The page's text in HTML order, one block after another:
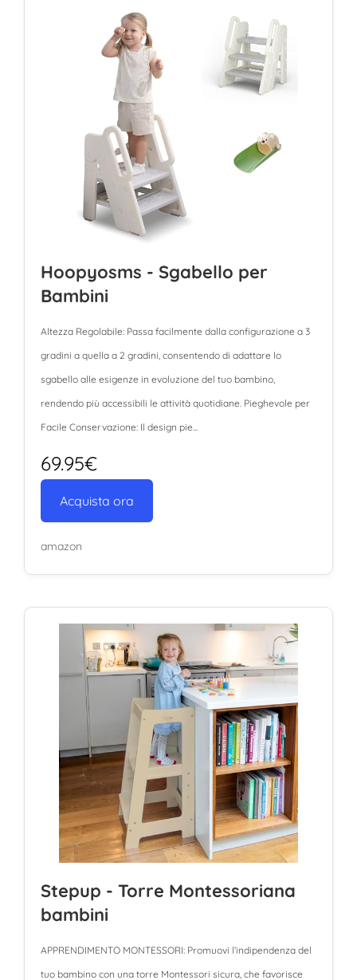
Hoopyosms - Sgabello per
Bambini
Altezza Regolabile: Passa facilmente dalla configurazione a 3
gradini a quella a 2 gradini, consentendo di adattare lo
sgabello alle esigenze in evoluzione del tuo bambino,
rendendo più accessibili le attività quotidiane. Pieghevole per
Facile Conservazione: Il design pie...
69.95€
Acquista ora
amazon
Stepup - Torre Montessoriana
bambini
APPRENDIMENTO MONTESSORI: Promuovi l’indipendenza del
tuo bambino con una torre Montessori sicura, che favorisce